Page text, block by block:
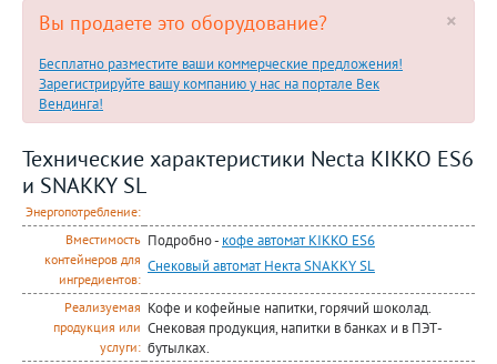
×
Вы продаете это оборудование?
Бесплатно разместите ваши коммерческие предложения!
Зарегистрируйте вашу компанию у нас на портале Век
Вендинга!
Технические характеристики Necta KIKKO ES6
и SNAKKY SL
Энергопотребление:
Вместимость
контейнеров для
ингредиентов:
Подробно - кофе автомат KIKKO ES6
Снековый автомат Некта SNAKKY SL
Реализуемая
продукция или
услуги:
Кофе и кофейные напитки, горячий шоколад.
Снековая продукция, напитки в банках и в ПЭТ-
бутылках.